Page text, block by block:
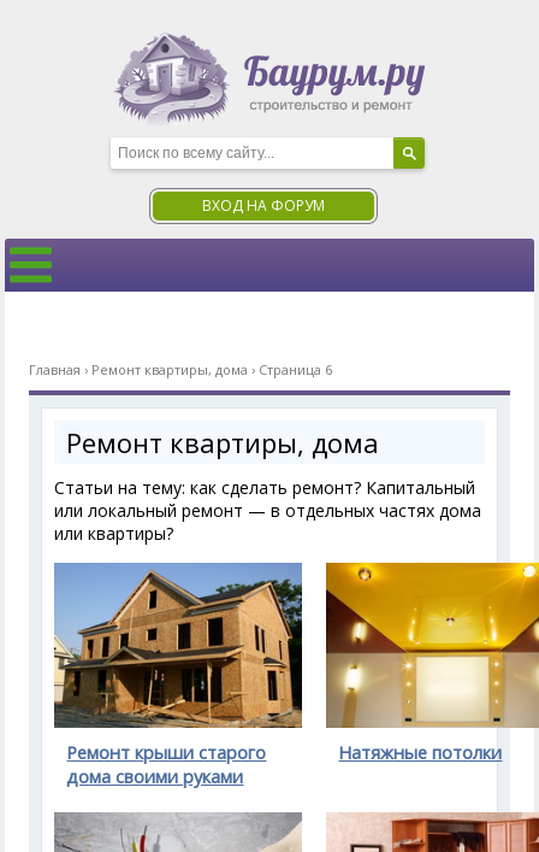
ВХОД НА ФОРУМ
Главная › Ремонт квартиры, дома › Страница 6
Ремонт квартиры, дома
Статьи на тему: как сделать ремонт? Капитальный
или локальный ремонт — в отдельных частях дома
или квартиры?
Ремонт крыши старого
дома своими руками
Натяжные потолки